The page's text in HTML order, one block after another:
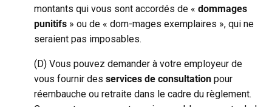
montants qui vous sont accordés de « dommages
punitifs » ou de « dom-mages exemplaires », qui ne
seraient pas imposables.
(D) Vous pouvez demander à votre employeur de
vous fournir des services de consultation pour
réembauche ou retraite dans le cadre du règlement.